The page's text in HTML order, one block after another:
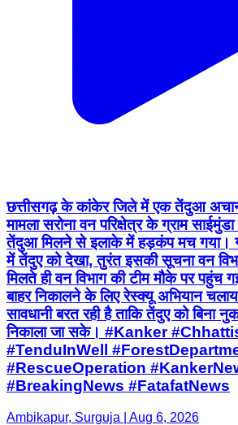
छत्तीसगढ़ के कांकेर जिले में एक तेंदुआ
मामला सरोना वन परिक्षेत्र के ग्राम
तेंदुआ मिलने से इलाके में हड़कंप मच गया।
में तेंदुए को देखा, तुरंत इसकी सूचना वन
मिलते ही वन विभाग की टीम मौके पर पहुंच
बाहर निकालने के लिए रेस्क्यू अभियान
सावधानी बरत रही है ताकि तेंदुए को बिना
निकाला जा सके। #Kanker
#TenduInWell
#RescueOperation
#BreakingNews #FatafatNews
Ambikapur, Surguja | Aug 6, 2026